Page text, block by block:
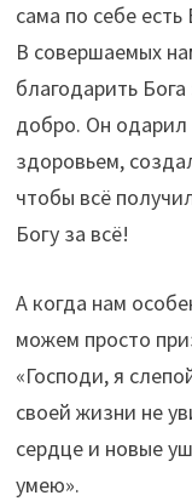
сама по себе
В совершаемых
благодарить
добро. Он одарил
здоровьем,
чтобы всё
Богу за всё!
А когда нам
можем просто
«Господи, я
своей жизни не
сердце и новые
умею».